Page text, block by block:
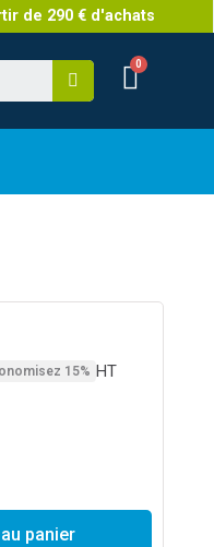
de 290 € d'achats
15% HT
panier